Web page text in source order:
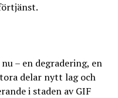
– en degradering, en
delar nytt lag och
i staden av GIF